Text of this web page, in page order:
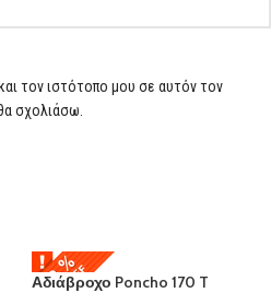
τον ιστότοπο μου σε αυτόν τον
σχολιάσω.
-13 %
-13 %
Αδιάβροχο Poncho 170 T